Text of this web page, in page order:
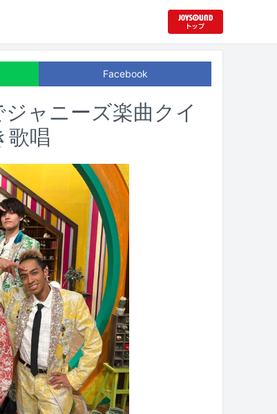
Facebook
ャニーズ楽曲クイ
歌唱